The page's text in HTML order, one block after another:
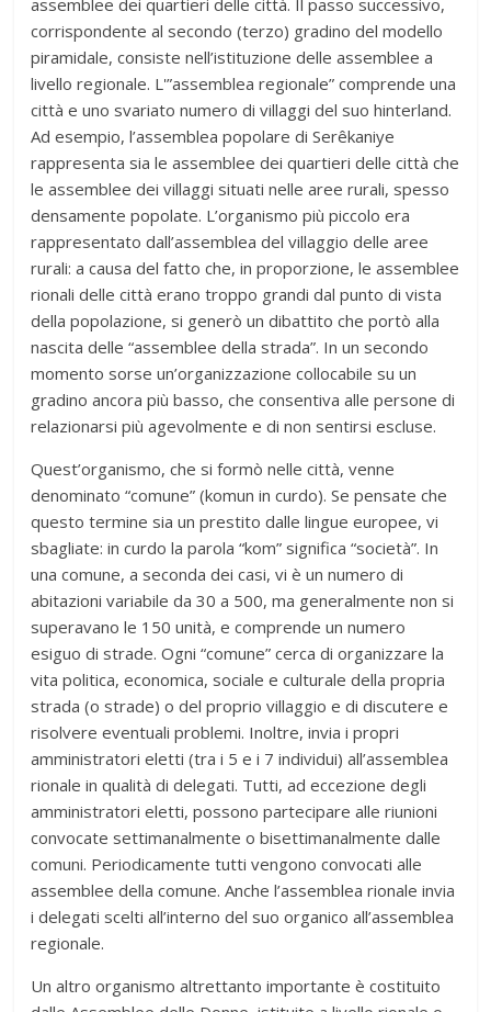
corrispondente al secondo (terzo) gradino del modello
piramidale, consiste nell’istituzione delle assemblee a
livello regionale. L'”assemblea regionale” comprende una
città e uno svariato numero di villaggi del suo hinterland.
Ad esempio, l’assemblea popolare di Serêkaniye
rappresenta sia le assemblee dei quartieri delle città che
le assemblee dei villaggi situati nelle aree rurali, spesso
densamente popolate. L’organismo più piccolo era
rappresentato dall’assemblea del villaggio delle aree
rurali: a causa del fatto che, in proporzione, le assemblee
rionali delle città erano troppo grandi dal punto di vista
della popolazione, si generò un dibattito che portò alla
nascita delle “assemblee della strada”. In un secondo
momento sorse un’organizzazione collocabile su un
gradino ancora più basso, che consentiva alle persone di
relazionarsi più agevolmente e di non sentirsi escluse.
Quest’organismo, che si formò nelle città, venne
denominato “comune” (komun in curdo). Se pensate che
questo termine sia un prestito dalle lingue europee, vi
sbagliate: in curdo la parola “kom” significa “società”. In
una comune, a seconda dei casi, vi è un numero di
abitazioni variabile da 30 a 500, ma generalmente non si
superavano le 150 unità, e comprende un numero
esiguo di strade. Ogni “comune” cerca di organizzare la
vita politica, economica, sociale e culturale della propria
strada (o strade) o del proprio villaggio e di discutere e
risolvere eventuali problemi. Inoltre, invia i propri
amministratori eletti (tra i 5 e i 7 individui) all’assemblea
rionale in qualità di delegati. Tutti, ad eccezione degli
amministratori eletti, possono partecipare alle riunioni
convocate settimanalmente o bisettimanalmente dalle
comuni. Periodicamente tutti vengono convocati alle
assemblee della comune. Anche l’assemblea rionale invia
i delegati scelti all’interno del suo organico all’assemblea
regionale.
Un altro organismo altrettanto importante è costituito